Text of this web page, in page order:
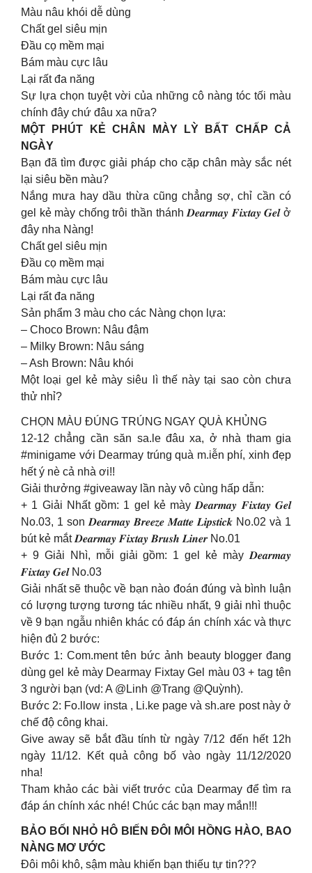
Màu nâu khói dễ dùng
Chất gel siêu mịn
Đầu cọ mềm mại
Bám màu cực lâu
Lại rất đa năng
Sự lựa chọn tuyệt vời của những cô nàng tóc tối màu
chính đây chứ đâu xa nữa?
MỘT PHÚT KẺ CHÂN MÀY LỲ BẤT CHẤP CẢ
NGÀY
Bạn đã tìm được giải pháp cho cặp chân mày sắc nét
lại siêu bền màu?
Nắng mưa hay dầu thừa cũng chẳng sợ, chỉ cần có
gel kẻ mày chống trôi thần thánh 𝑫𝒆𝒂𝒓𝒎𝒂𝒚 𝑭𝒊𝒙𝒕𝒂𝒚 𝑮𝒆𝒍 ở
đây nha Nàng!
Chất gel siêu mịn
Đầu cọ mềm mại
Bám màu cực lâu
Lại rất đa năng
Sản phẩm 3 màu cho các Nàng chọn lựa:
– Choco Brown: Nâu đậm
– Milky Brown: Nâu sáng
– Ash Brown: Nâu khói
Một loại gel kẻ mày siêu lì thế này tại sao còn chưa
thử nhỉ?
CHỌN MÀU ĐÚNG TRÚNG NGAY QUÀ KHỦNG
12-12 chẳng cần săn sa.le đâu xa, ở nhà tham gia
#minigame với Dearmay trúng quà m.iễn phí, xinh đẹp
hết ý nè cả nhà ơi!!
Giải thưởng #giveaway lần này vô cùng hấp dẫn:
+ 1 Giải Nhất gồm: 1 gel kẻ mày 𝑫𝒆𝒂𝒓𝒎𝒂𝒚 𝑭𝒊𝒙𝒕𝒂𝒚 𝑮𝒆𝒍
No.03, 1 son 𝑫𝒆𝒂𝒓𝒎𝒂𝒚 𝑩𝒓𝒆𝒆𝒛𝒆 𝑴𝒂𝒕𝒕𝒆 𝑳𝒊𝒑𝒔𝒕𝒊𝒄𝒌 No.02 và 1
bút kẻ mắt 𝑫𝒆𝒂𝒓𝒎𝒂𝒚 𝑭𝒊𝒙𝒕𝒂𝒚 𝑩𝒓𝒖𝒔𝒉 𝑳𝒊𝒏𝒆𝒓 No.01
+ 9 Giải Nhì, mỗi giải gồm: 1 gel kẻ mày 𝑫𝒆𝒂𝒓𝒎𝒂𝒚
𝑭𝒊𝒙𝒕𝒂𝒚 𝑮𝒆𝒍 No.03
Giải nhất sẽ thuộc về bạn nào đoán đúng và bình luận
có lượng tượng tương tác nhiều nhất, 9 giải nhì thuộc
về 9 bạn ngẫu nhiên khác có đáp án chính xác và thực
hiện đủ 2 bước:
Bước 1: Com.ment tên bức ảnh beauty blogger đang
dùng gel kẻ mày Dearmay Fixtay Gel màu 03 + tag tên
3 người bạn (vd: A @Linh @Trang @Quỳnh).
Bước 2: Fo.llow insta , Li.ke page và sh.are post này ở
chế độ công khai.
Give away sẽ bắt đầu tính từ ngày 7/12 đến hết 12h
ngày 11/12. Kết quả công bố vào ngày 11/12/2020
nha!
Tham khảo các bài viết trước của Dearmay để tìm ra
đáp án chính xác nhé! Chúc các bạn may mắn!!!
BẢO BỐI NHỎ HÔ BIẾN ĐÔI MÔI HỒNG HÀO, BAO
NÀNG MƠ ƯỚC
Đôi môi khô, sậm màu khiến bạn thiếu tự tin???